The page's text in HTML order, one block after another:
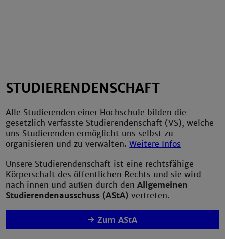
STUDIERENDENSCHAFT
Alle Studierenden einer Hochschule bilden die
gesetzlich verfasste Studierendenschaft (VS), welche
uns Studierenden ermöglicht uns selbst zu
organisieren und zu verwalten.Weitere Infos
Unsere Studierendenschaft ist eine rechtsfähige
Körperschaft des öffentlichen Rechts und sie wird
nach innen und außen durch denAllgemeinen
Studierendenausschuss (AStA) vertreten.
Zum AStA